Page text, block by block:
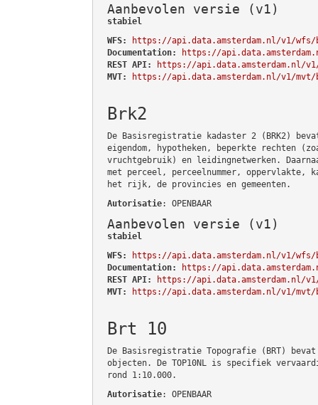
Aanbevolen versie (v1)
stabiel
WFS:
https://api.data.amsterdam.nl/v1/wfs/
Documentation:
https://
REST API:
https://api.data.amsterdam.nl/
MVT:
https://api.data.amsterdam.nl/v1/mvt/
Brk2
De Basisregistratie kadaster 2 (BRK2)
eigendom, hypotheken, beperkte rechten
vruchtgebruik) en leidingnetwerken.
met perceel, perceelnummer, oppervlakte,
het rijk, de provincies en gemeenten.
Autorisatie: OPENBAAR
Aanbevolen versie (v1)
stabiel
WFS:
https://api.data.amsterdam.nl/v1/wfs/
Documentation:
https://
REST API:
https://api.data.amsterdam.nl/
MVT:
https://api.data.amsterdam.nl/v1/mvt/
Brt 10
De Basisregistratie Topografie (BRT)
objecten. De TOP10NL is specifiek
rond 1:10.000.
Autorisatie: OPENBAAR